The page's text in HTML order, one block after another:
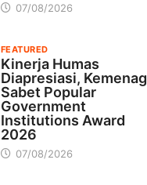
07/08/2026
FEATURED
Kinerja Humas
Diapresiasi, Kemenag
Sabet Popular
Government
Institutions Award
2026
07/08/2026